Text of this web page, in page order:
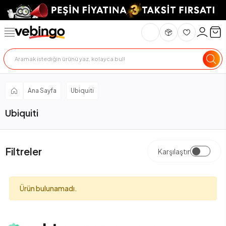
Ana Sayfa Ubiquiti
Ubiquiti
Filtreler Karşılaştır
Ürün bulunamadı.